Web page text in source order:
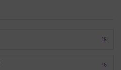
18
16